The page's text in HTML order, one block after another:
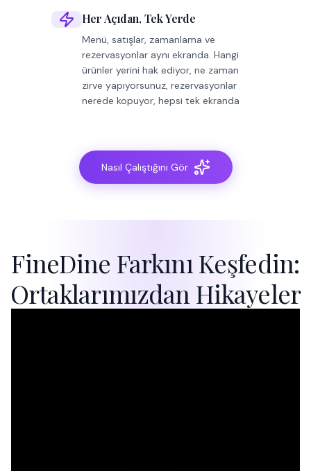
Her Açıdan, Tek Yerde
Menü, satışlar, zamanlama ve
rezervasyonlar aynı ekranda. Hangi
ürünler yerini hak ediyor, ne zaman
zirve yapıyorsunuz, rezervasyonlar
nerede kopuyor, hepsi tek ekranda
Nasıl Çalıştığını Gör
FineDine Farkını Keşfedin:
Ortaklarımızdan Hikayeler